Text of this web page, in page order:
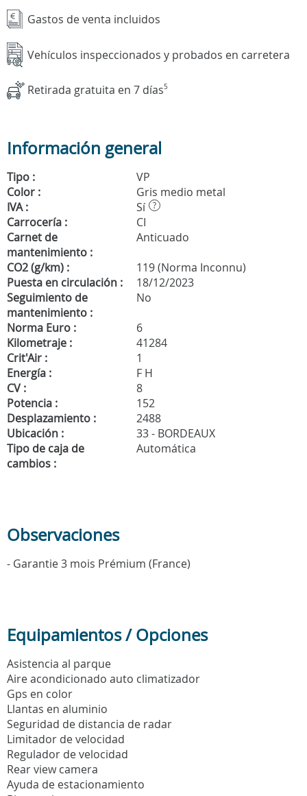
Gastos de venta incluidos
Vehículos inspeccionados y probados en carretera
Retirada gratuita en 7 días5
Información general
Tipo :
VP
Color :
Gris medio metal
IVA :
Sí ?
Carrocería :
CI
Carnet de
mantenimiento :
Anticuado
CO2 (g/km) :
119 (Norma Inconnu)
Puesta en circulación :
18/12/2023
Seguimiento de
mantenimiento :
No
Norma Euro :
6
Kilometraje :
41284
Crit'Air :
1
Energía :
F H
CV :
8
Potencia :
152
Desplazamiento :
2488
Ubicación :
33 - BORDEAUX
Tipo de caja de
cambios :
Automática
Observaciones
- Garantie 3 mois Prémium (France)
Equipamientos / Opciones
Asistencia al parque
Aire acondicionado auto climatizador
Gps en color
Llantas en aluminio
Seguridad de distancia de radar
Limitador de velocidad
Regulador de velocidad
Rear view camera
Ayuda de estacionamiento